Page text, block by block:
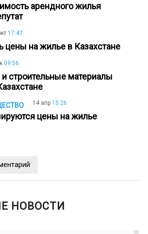
арендного жилья
17:47
цены на жилье в Казахстане
09:56
строительные материалы
14 апр 15:26
цены на жилье
НОВОСТИ